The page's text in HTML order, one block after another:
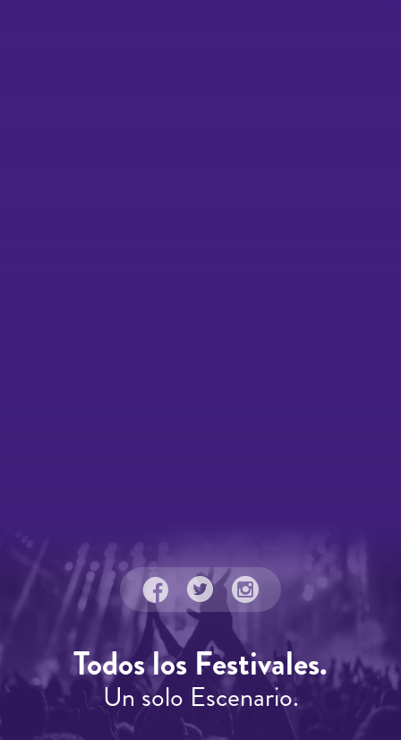
Todos los Festivales.
Un solo Escenario.